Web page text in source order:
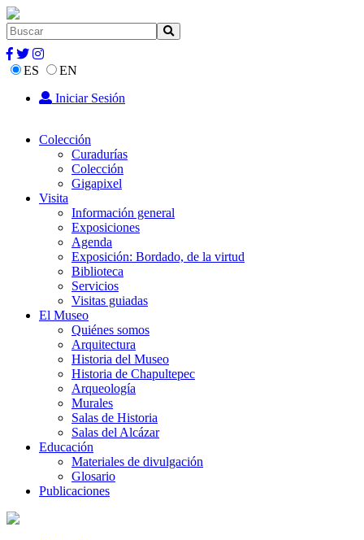
ES
EN
Iniciar Sesión
Colección
Curadurías
Colección
Gigapixel
Visita
Información general
Exposiciones
Agenda
Exposición: Bordado, de la virtud
Biblioteca
Servicios
Visitas guiadas
El Museo
Quiénes somos
Arquitectura
Historia del Museo
Historia de Chapultepec
Arqueología
Murales
Salas de Historia
Salas del Alcázar
Educación
Materiales de divulgación
Glosario
Publicaciones